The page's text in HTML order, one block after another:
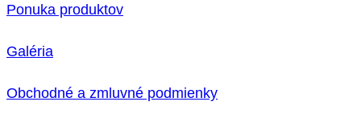
Ponuka produktov
Galéria
Obchodné a zmluvné podmienky